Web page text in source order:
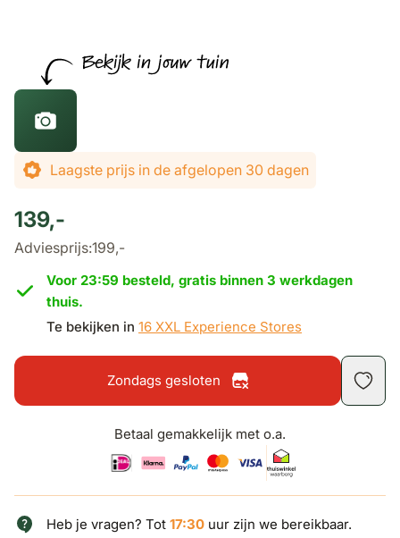
Laagste prijs in de afgelopen 30 dagen
139,-
Adviesprijs:199,-
Voor 23:59 besteld, gratis binnen 3 werkdagen
thuis.
Te bekijken in 16 XXL Experience Stores
Zondags gesloten
Betaal gemakkelijk met o.a.
Heb je vragen? Tot 17:30 uur zijn we bereikbaar.